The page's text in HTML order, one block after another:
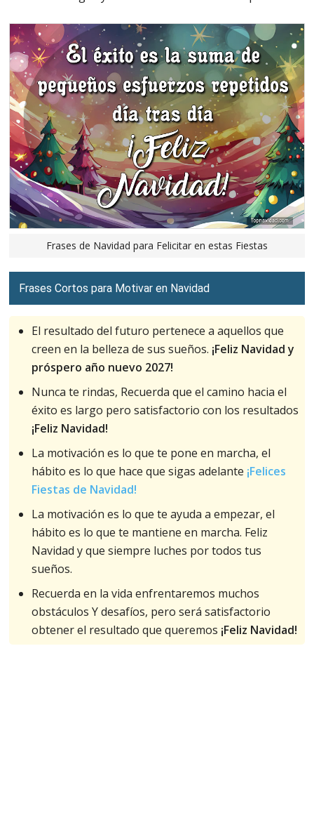
Frases de Navidad para Felicitar en estas Fiestas
Frases Cortos para Motivar en Navidad
El resultado del futuro pertenece a aquellos que
creen en la belleza de sus sueños. ¡Feliz Navidad y
próspero año nuevo 2027!
Nunca te rindas, Recuerda que el camino hacia el
éxito es largo pero satisfactorio con los resultados
¡Feliz Navidad!
La motivación es lo que te pone en marcha, el
hábito es lo que hace que sigas adelante ¡Felices
Fiestas de Navidad!
La motivación es lo que te ayuda a empezar, el
hábito es lo que te mantiene en marcha. Feliz
Navidad y que siempre luches por todos tus
sueños.
Recuerda en la vida enfrentaremos muchos
obstáculos Y desafíos, pero será satisfactorio
obtener el resultado que queremos ¡Feliz Navidad!